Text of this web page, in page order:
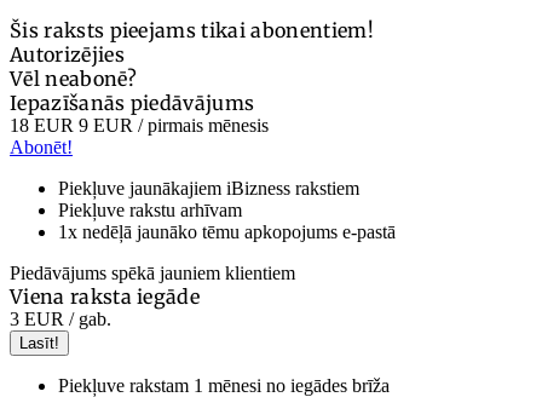
Šis raksts pieejams tikai abonentiem!
Autorizējies
Vēl neabonē?
Iepazīšanās piedāvājums
18 EUR 9 EUR / pirmais mēnesis
Abonēt!
Piekļuve jaunākajiem iBizness rakstiem
Piekļuve rakstu arhīvam
1x nedēļā jaunāko tēmu apkopojums e-pastā
Piedāvājums spēkā jauniem klientiem
Viena raksta iegāde
3 EUR / gab.
Lasīt!
Piekļuve rakstam 1 mēnesi no iegādes brīža